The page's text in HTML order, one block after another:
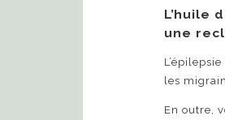
L’huile
une
les
En outre,